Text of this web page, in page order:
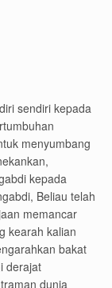
sendiri kepada
menyumbang
kepada
Beliau telah
memancar
kearah kalian
bakat
derajat
dunia